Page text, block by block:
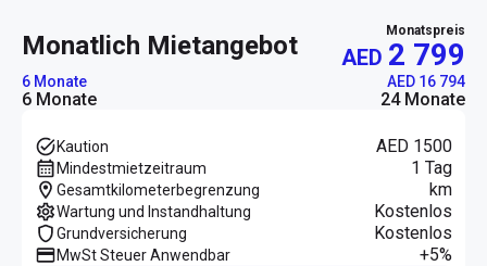
monatlich Mietangebot Monatspreis
AED 2 799
6 Monate AED 16 794
6 Monate 24 Monate
Kaution AED 1500
Mindestmietzeitraum 1 Tag
Gesamtkilometerbegrenzung km
Wartung und Instandhaltung Kostenlos
Grundversicherung Kostenlos
MwSt Steuer Anwendbar
+5%